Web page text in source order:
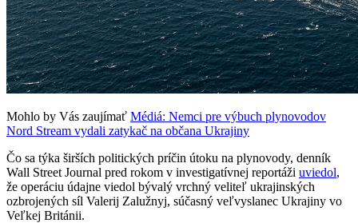
Mohlo by Vás zaujímať Médiá: Nemci pre výbuch plynovodov
Nord Stream vydali zatykač na občana Ukrajiny
Čo sa týka širších politických príčin útoku na plynovody, denník
Wall Street Journal pred rokom v investigatívnej reportáži uviedol,
že operáciu údajne viedol bývalý vrchný veliteľ ukrajinských
ozbrojených síl Valerij Zalužnyj, súčasný veľvyslanec Ukrajiny vo
Veľkej Británii.